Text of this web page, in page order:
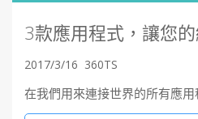
3款應用程式，讓您
2017/3/16 360TS
在我們用來連接世界的所有應